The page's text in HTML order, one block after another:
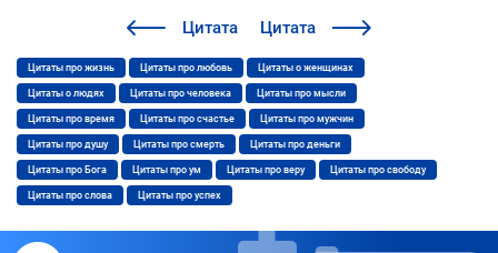
Цитата Цитата
Цитаты про жизнь Цитаты про любовь Цитаты о женщинах
Цитаты о людях Цитаты про человека Цитаты про мысли
Цитаты про время Цитаты про счастье Цитаты про мужчин
Цитаты про душу Цитаты про смерть Цитаты про деньги
Цитаты про Бога Цитаты про ум Цитаты про веру Цитаты про свободу
Цитаты про слова Цитаты про успех